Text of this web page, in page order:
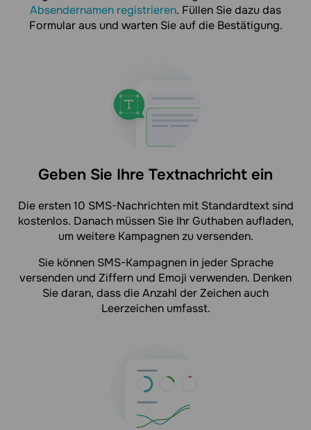
Absendernamen registrieren. Füllen Sie dazu das
Formular aus und warten Sie auf die Bestätigung.
Geben Sie Ihre Textnachricht ein
Die ersten 10 SMS-Nachrichten mit Standardtext sind
kostenlos. Danach müssen Sie Ihr Guthaben aufladen,
um weitere Kampagnen zu versenden.
Sie können SMS-Kampagnen in jeder Sprache
versenden und Ziffern und Emoji verwenden. Denken
Sie daran, dass die Anzahl der Zeichen auch
Leerzeichen umfasst.